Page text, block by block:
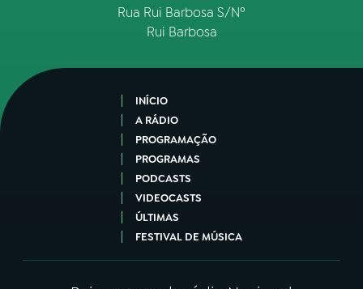
Rua Rui Barbosa S/Nº
Rui Barbosa
INÍCIO
A RÁDIO
PROGRAMAÇÃO
PROGRAMAS
PODCASTS
VIDEOCASTS
ÚLTIMAS
FESTIVAL DE MÚSICA